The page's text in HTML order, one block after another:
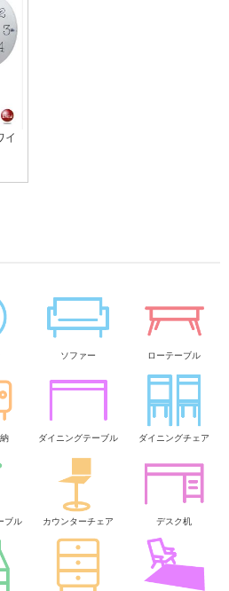
イ
ソファー ローテーブル
ダイニングテーブル ダイニングチェア
ブル カウンターチェア デスク机